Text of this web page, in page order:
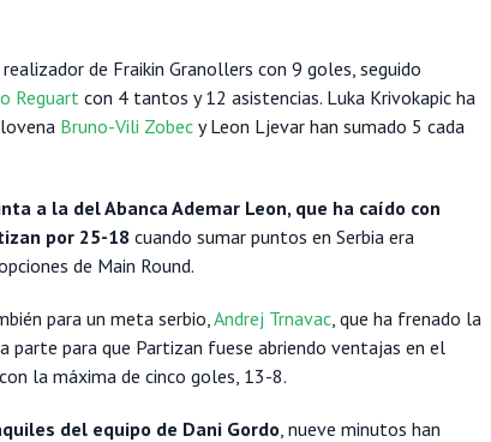
de Fraikin Granollers con 9 goles, seguido
Reguart con 4 tantos y 12 asistencias. Luka Krivokapic ha
Bruno-Vili Zobec y Leon Ljevar han sumado 5 cada
a la del Abanca Ademar Leon, que ha caído con
por 25-18 cuando sumar puntos en Serbia era
de Main Round.
para un meta serbio, Andrej Trnavac , que ha frenado la
parte para que Partizan fuese abriendo ventajas en el
la máxima de cinco goles, 13-8.
del equipo de Dani Gordo , nueve minutos han